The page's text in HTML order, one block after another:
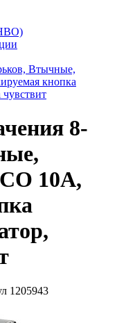
Втычные,
кнопка
8-
10A,
1205943